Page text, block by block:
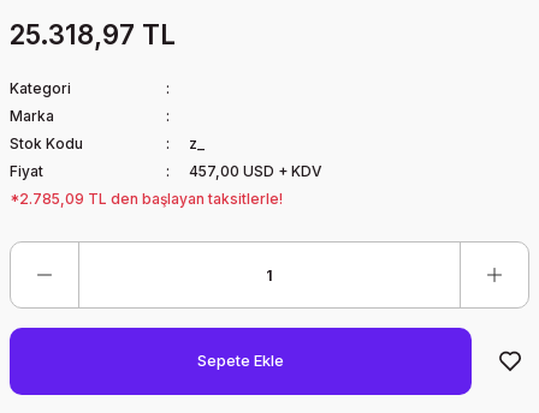
25.318,97 TL
Kategori
Marka
Stok Kodu
z_
Fiyat
457,00 USD + KDV
*2.785,09 TL den başlayan taksitlerle!
Sepete Ekle